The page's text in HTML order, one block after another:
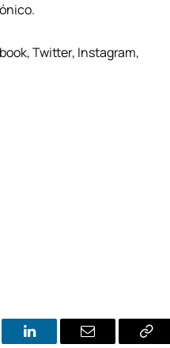
Twitter, Instagram,
LinkedIn Email